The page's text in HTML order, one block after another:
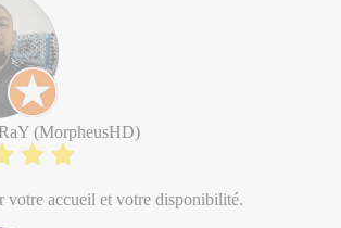
(MorpheusHD)
votre accueil et votre disponibilité.